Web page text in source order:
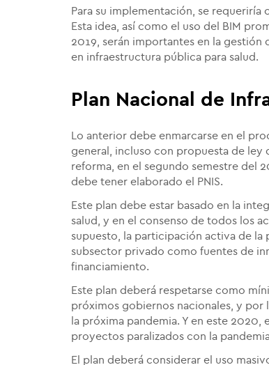
Para su implementación, se
Esta idea, así como el uso del BIM
2019, serán importantes en la gestión
en infraestructura pública para salud.
Plan Nacional de
Lo anterior debe enmarcarse en el
general, incluso con propuesta de ley
reforma, en el segundo semestre del
debe tener elaborado el PNIS.
Este plan debe estar basado en la
salud, y en el consenso de todos los
supuesto, la participación activa de la
subsector privado como fuentes de
financiamiento.
Este plan deberá respetarse como
próximos gobiernos nacionales, y
la próxima pandemia. Y en este
proyectos paralizados con la
El plan deberá considerar el uso